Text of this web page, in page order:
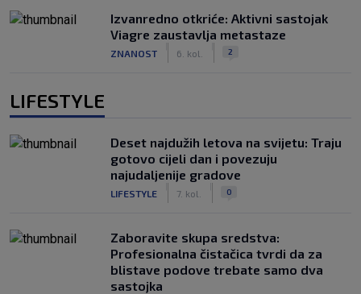
Izvanredno otkriće: Aktivni sastojak
Viagre zaustavlja metastaze
ZNANOST 6. kol. 2
LIFESTYLE
Deset najdužih letova na svijetu: Traju
gotovo cijeli dan i povezuju
najudaljenije gradove
LIFESTYLE 7. kol. 0
Zaboravite skupa sredstva:
Profesionalna čistačica tvrdi da za
blistave podove trebate samo dva
sastojka